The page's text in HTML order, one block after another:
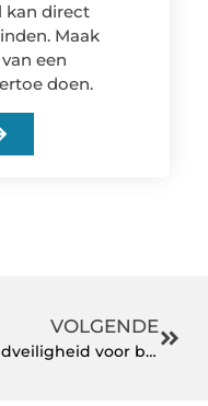
kan direct
Maak
een
doen.
VOLGENDE
Brandveiligheid voor bedrijven: Waarom het essentieel is voor jouw onderneming